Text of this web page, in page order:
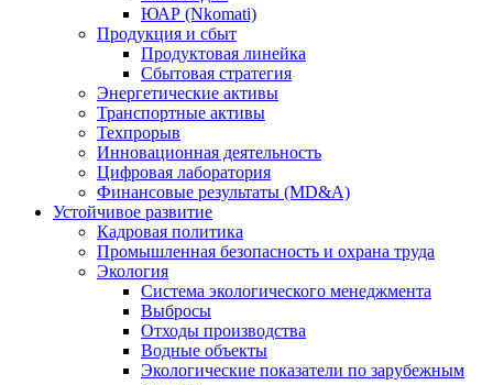
ЮАР (Nkomati)
Продукция и сбыт
Продуктовая линейка
Сбытовая стратегия
Энергетические активы
Транспортные активы
Техпрорыв
Инновационная деятельность
Цифровая лаборатория
Финансовые результаты (MD&A)
Устойчивое развитие
Кадровая политика
Промышленная безопасность и охрана труда
Экология
Система экологического менеджмента
Выбросы
Отходы производства
Водные объекты
Экологические показатели по зарубежным